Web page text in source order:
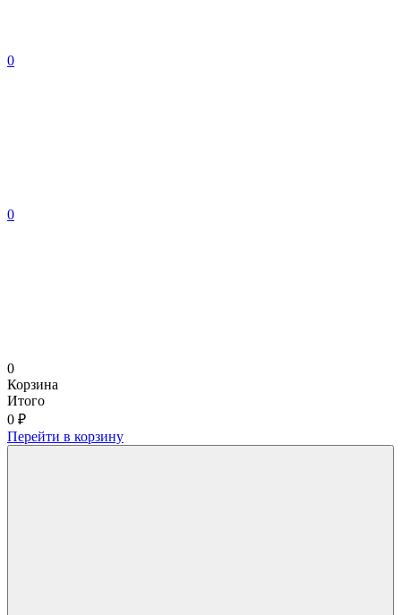
0
0
0
Корзина
Итого
0 ₽
Перейти в корзину